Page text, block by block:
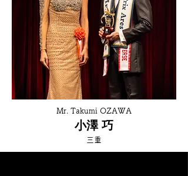
Mr. Takumi OZAWA
小澤 巧
三重